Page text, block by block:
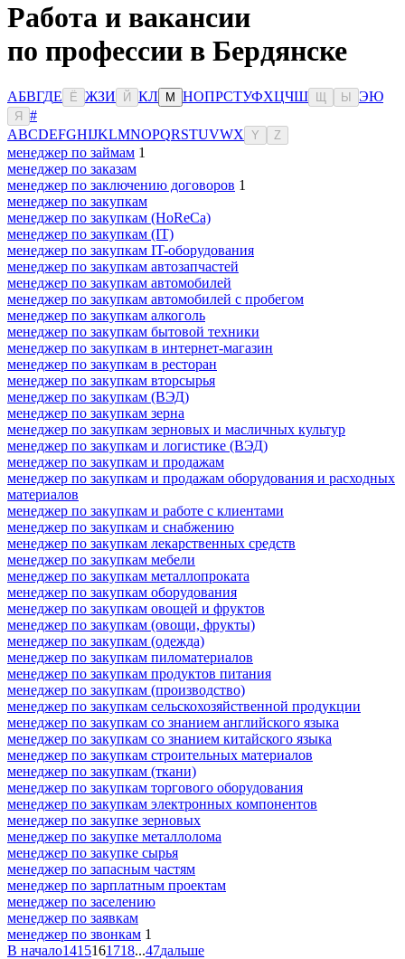
Работа и вакансии
по профессии в Бердянске
АБВГДЕ Ё ЖЗИ Й КЛ М НОПРСТУФХЦЧШ Ы ЭЮ
Я
#
ABCDEFGHIJKLMNOPQRSTUVWX Y Z
менеджер по займам 1
менеджер по заказам
менеджер по заключению договоров 1
менеджер по закупкам
менеджер по закупкам (HoReCa)
менеджер по закупкам (IT)
менеджер по закупкам IT-оборудования
менеджер по закупкам автозапчастей
менеджер по закупкам автомобилей
менеджер по закупкам автомобилей с пробегом
менеджер по закупкам алкоголь
менеджер по закупкам бытовой техники
менеджер по закупкам в интернет-магазин
менеджер по закупкам в ресторан
менеджер по закупкам вторсырья
менеджер по закупкам (ВЭД)
менеджер по закупкам зерна
менеджер по закупкам зерновых и масличных культур
менеджер по закупкам и логистике (ВЭД)
менеджер по закупкам и продажам
менеджер по закупкам и продажам оборудования и расходных
материалов
менеджер по закупкам и работе с клиентами
менеджер по закупкам и снабжению
менеджер по закупкам лекарственных средств
менеджер по закупкам мебели
менеджер по закупкам металлопроката
менеджер по закупкам оборудования
менеджер по закупкам овощей и фруктов
менеджер по закупкам (овощи, фрукты)
менеджер по закупкам (одежда)
менеджер по закупкам пиломатериалов
менеджер по закупкам продуктов питания
менеджер по закупкам (производство)
менеджер по закупкам сельскохозяйственной продукции
менеджер по закупкам со знанием английского языка
менеджер по закупкам со знанием китайского языка
менеджер по закупкам строительных материалов
менеджер по закупкам (ткани)
менеджер по закупкам торгового оборудования
менеджер по закупкам электронных компонентов
менеджер по закупке зерновых
менеджер по закупке металлолома
менеджер по закупке сырья
менеджер по запасным частям
менеджер по зарплатным проектам
менеджер по заселению
менеджер по заявкам
менеджер по звонкам 1
В начало1415161718...47дальше